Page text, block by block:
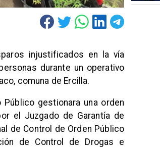
injustificados en la vía
durante un operativo
comuna de Ercilla.
gestionara una orden
el Juzgado de Garantía de
de Control de Orden Público
de Control de Drogas e